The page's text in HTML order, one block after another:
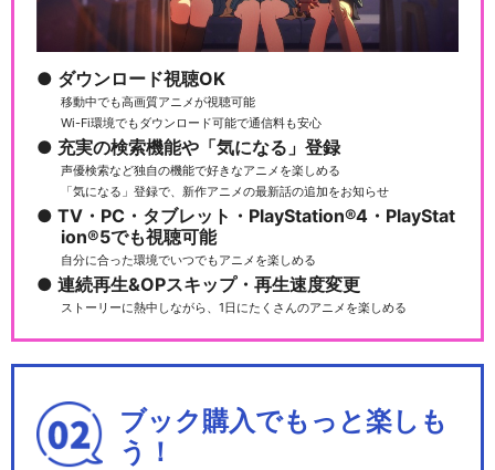
ダウンロード視聴OK
移動中でも高画質アニメが視聴可能
Wi-Fi環境でもダウンロード可能で通信料も安心
充実の検索機能や「気になる」登録
声優検索など独自の機能で好きなアニメを楽しめる
「気になる」登録で、新作アニメの最新話の追加をお知らせ
TV・PC・タブレット・PlayStation®4・PlayStat
ion®5でも視聴可能
自分に合った環境でいつでもアニメを楽しめる
連続再生&OPスキップ・再生速度変更
ストーリーに熱中しながら、1日にたくさんのアニメを楽しめる
ブック購入でもっと楽しも
う！